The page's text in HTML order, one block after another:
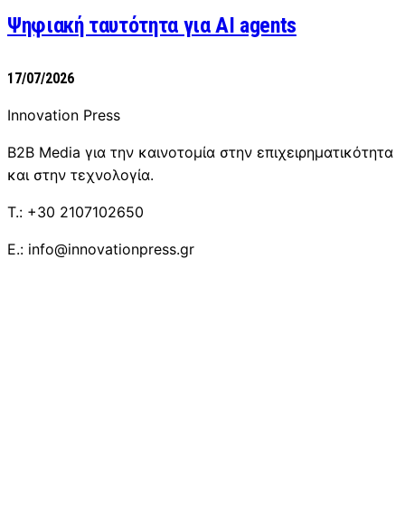
Ψηφιακή ταυτότητα για AI agents
17/07/2026
Innovation Press
B2B Media για την καινοτομία στην επιχειρηματικότητα
και στην τεχνολογία.
T.: +30 2107102650
E.: info@innovationpress.gr